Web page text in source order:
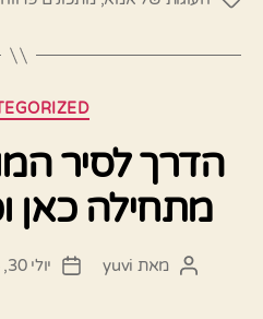
הדרך לסיר
מתחילה כאן
המחבר
מאת yuvi
תאריך
יולי 30, 2024